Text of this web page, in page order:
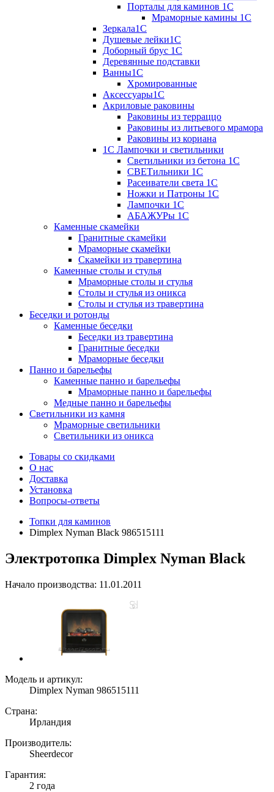
Порталы для каминов 1С
Мраморные камины 1C
Зеркала1С
Душевые лейки1С
Доборный брус 1С
Деревянные подставки
Ванны1С
Хромированные
Аксессуары1С
Акриловые раковины
Раковины из терраццо
Раковины из литьевого мрамора
Раковины из кориана
1С Лампочки и светильники
Светильники из бетона 1С
СВЕТильники 1С
Расеиватели света 1С
Ножки и Патроны 1С
Лампочки 1С
АБАЖУРы 1С
Каменные скамейки
Гранитные скамейки
Мраморные скамейки
Скамейки из травертина
Каменные столы и стулья
Мраморные столы и стулья
Столы и стулья из оникса
Столы и стулья из травертина
Беседки и ротонды
Каменные беседки
Беседки из травертина
Гранитные беседки
Мраморные беседки
Панно и барельефы
Каменные панно и барельефы
Мраморные панно и барельефы
Медные панно и барельефы
Светильники из камня
Мраморные светильники
Светильники из оникса
Товары со скидками
О нас
Доставка
Установка
Вопросы-ответы
Топки для каминов
Dimplex Nyman Black 986515111
Электротопка Dimplex Nyman Black
Начало производства: 11.01.2011
Модель и артикул:
Dimplex Nyman 986515111
Страна:
Ирландия
Производитель:
Sheerdecor
Гарантия:
2 года